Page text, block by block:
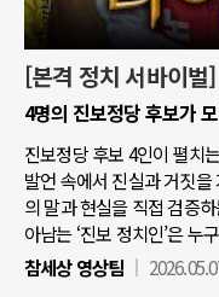
[본격 정치 서바이벌
4명의 진보정당 후보가
진보정당 후보 4인이 펼치
발언 속에서 진실과 거짓
의 말과 현실을 직접 검증
아남는 ‘진보 정치인’은 누
참세상 영상팀